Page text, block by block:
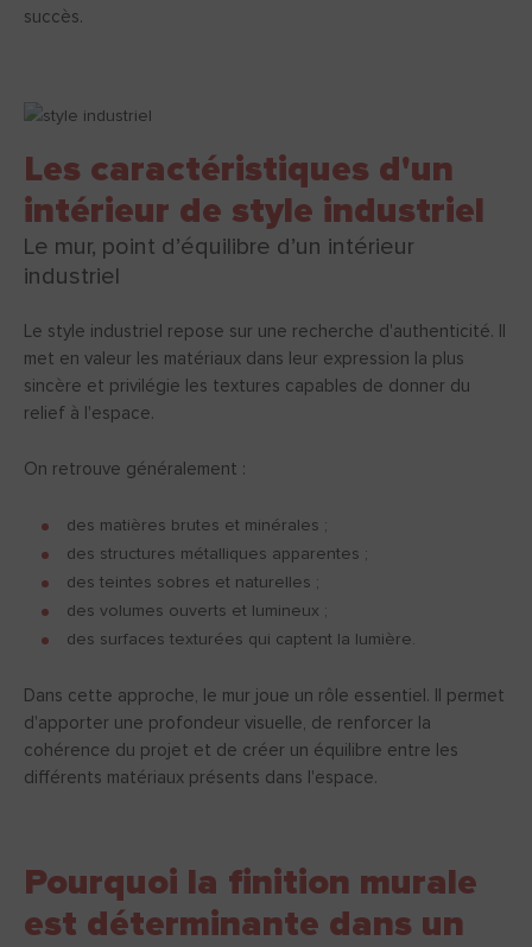
succès.
Les caractéristiques d'un
intérieur de style industriel
Le mur, point d’équilibre d’un intérieur
industriel
Le style industriel repose sur une recherche d'authenticité. Il
met en valeur les matériaux dans leur expression la plus
sincère et privilégie les textures capables de donner du
relief à l'espace.
On retrouve généralement :
des matières brutes et minérales ;
des structures métalliques apparentes ;
des teintes sobres et naturelles ;
des volumes ouverts et lumineux ;
des surfaces texturées qui captent la lumière.
Dans cette approche, le mur joue un rôle essentiel. Il permet
d'apporter une profondeur visuelle, de renforcer la
cohérence du projet et de créer un équilibre entre les
différents matériaux présents dans l'espace.
Pourquoi la finition murale
est déterminante dans un